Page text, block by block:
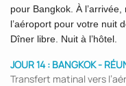
pour Bangkok. À
l’aéroport pour votre nuit
Dîner libre. Nuit à l’hôtel.
JOUR 14 : BANGKOK -
Transfert matinal vers